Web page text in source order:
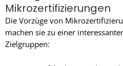
Mikrozertifizierungen
Die Vorzüge von
machen sie zu einer
Zielgruppen: